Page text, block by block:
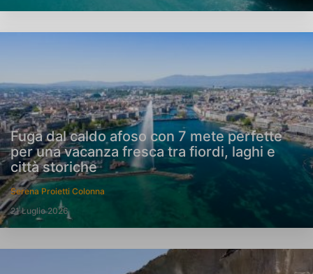
Fuga dal caldo afoso con 7 mete perfette
per una vacanza fresca tra fiordi, laghi e
città storiche
Serena Proietti Colonna
21 Luglio 2026